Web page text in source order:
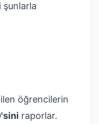
şunlarla
öğrencilerin
raporlar.